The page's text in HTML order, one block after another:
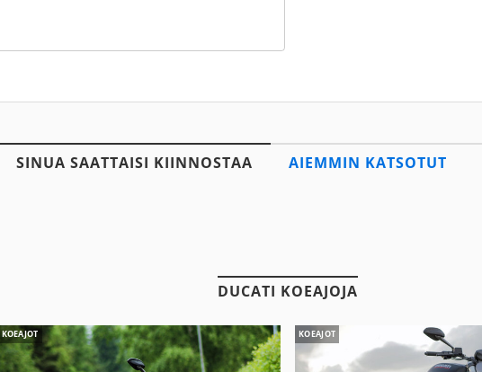
SINUA SAATTAISI KIINNOSTAA AIEMMIN KATSOTUT
DUCATI KOEAJOJA
KOEAJOT KOEAJOT